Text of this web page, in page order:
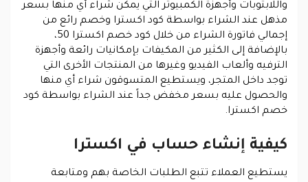
واللابتوبات وأجهزة الكمبيوتر التي يمكن شراء أي منها بسعر
مذهل عند الشراء بواسطة كود اكسترا وخصم رائع من
إجمالي فاتورة الشراء من خلال كود خصم اكسترا 50،
بالإضافة إلى الكثير من المكيفات بإمكانيات رائعة وأجهزة
الترفيه وألعاب الفيديو وغيرها من المنتجات الأخرى التي
توجد داخل المتجر، ويستطيع المتسوقون شراء أي منها
والحصول عليه بسعر مخفض جداً عند الشراء بواسطة كود
خصم اكسترا.
كيفية إنشاء حساب في اكسترا
يستطيع العملاء تتبع الطلبات الخاصة بهم ومتابعة